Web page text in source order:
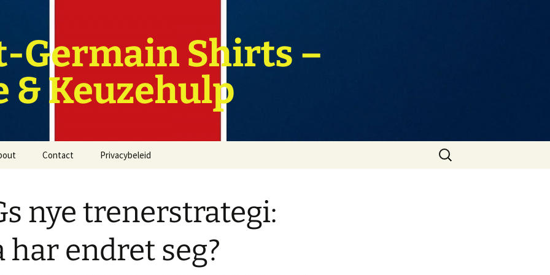
Germain Shirts –
Keuzehulp
Contact Privacybeleid
Zoeken
naar:
nye trenerstrategi:
har endret seg?